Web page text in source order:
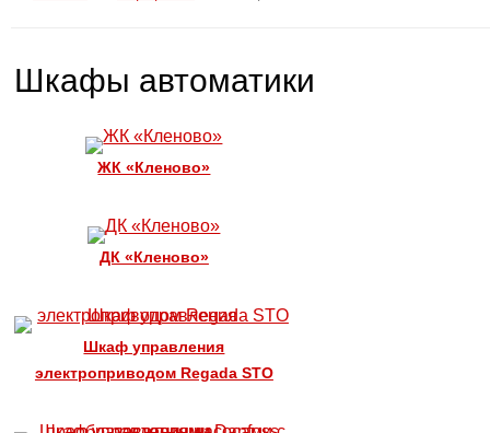
Шкафы автоматики
ЖК «Кленово»
ДК «Кленово»
Шкаф управления
электроприводом Regada STO